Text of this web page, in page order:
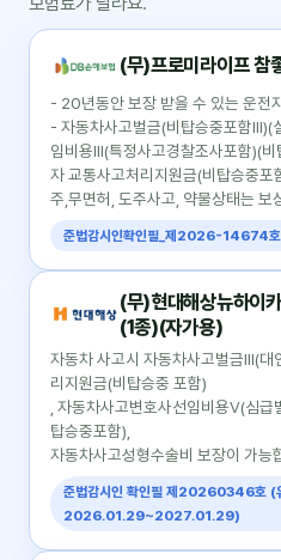
(무)프로미라이프
- 20년동안 보장 받을 수 있는 운전
- 자동차사고벌금(비탑승중포함Ⅲ)(
임비용Ⅲ(특정사고경찰조사포함)(
자 교통사고처리지원금(비탑승중
주,무면허, 도주사고, 약물상태는 보
준법감시인확인필_제2026-
(무)현대해상뉴하이
(1종)(자가용)
자동차 사고시 자동차사고벌금Ⅲ(대
리지원금(비탑승중 포함)
, 자동차사고변호사선임비용Ⅴ(심
탑승중포함),
자동차사고성형수술비 보장이 가능
준법감시인 확인필 제20260346호 (
2026.01.29~2027.01.29)